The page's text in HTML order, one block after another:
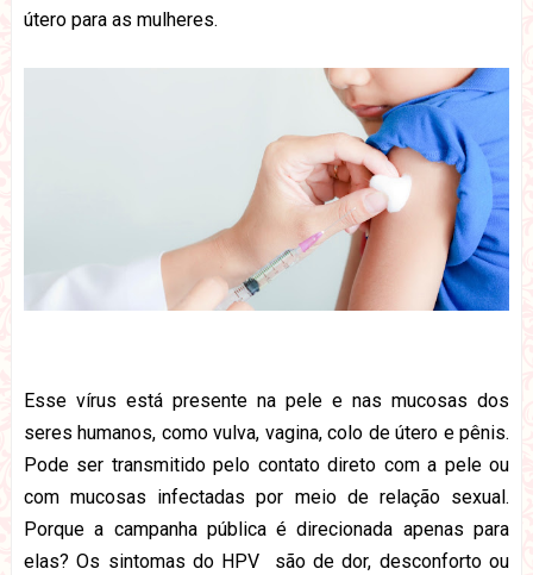
útero para as mulheres.
Esse vírus está presente na pele e nas mucosas dos
seres humanos, como vulva, vagina, colo de útero e pênis.
Pode ser transmitido pelo contato direto com a pele ou
com mucosas infectadas por meio de relação sexual.
Porque a campanha pública é direcionada apenas para
elas? Os sintomas do HPV são de dor, desconforto ou